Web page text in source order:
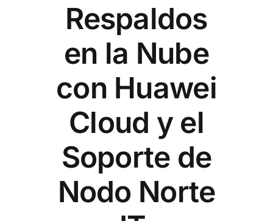
Respaldos
en la Nube
con Huawei
Cloud y el
Soporte de
Nodo Norte